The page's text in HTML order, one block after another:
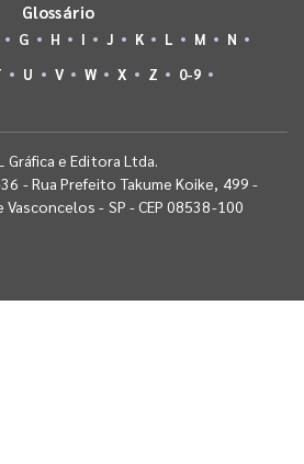
Glossário
G H I J K L M
N
U V W X Z 0-9
e Editora Ltda.
- Rua Prefeito Takume Koike, 499 -
- SP - CEP 08538-100